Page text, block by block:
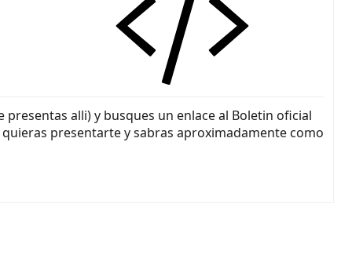
alli) y busques un enlace al Boletin oficial
presentarte y sabras aproximadamente como